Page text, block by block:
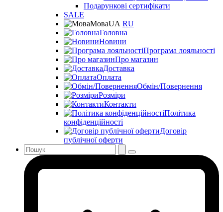
Подарункові сертифікати
SALE
МоваUA RU
Головна
Новини
Програма лояльності
Про магазин
Доставка
Оплата
Обмін/Повернення
Розміри
Контакти
Політика
конфіденційності
Договір
публічної оферти